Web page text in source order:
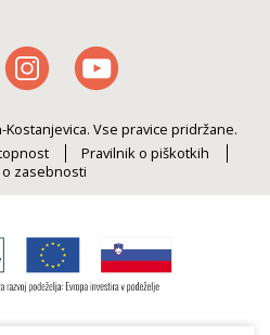
Vse pravice pridržane.
Pravilnik o piškotkih
zasebnosti